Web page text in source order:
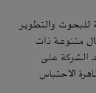
للبحوث والتطوير
متنوعة ذات
الشركة على
الاحتباس